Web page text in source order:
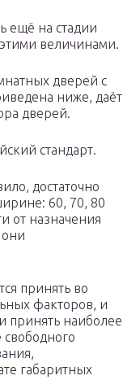
ещё на стадии
этими величинами.
дверей с
ниже, даёт
дверей.
стандарт.
достаточно
60, 70, 80
от назначения
принять во
факторов, и
принять наиболее
габаритных